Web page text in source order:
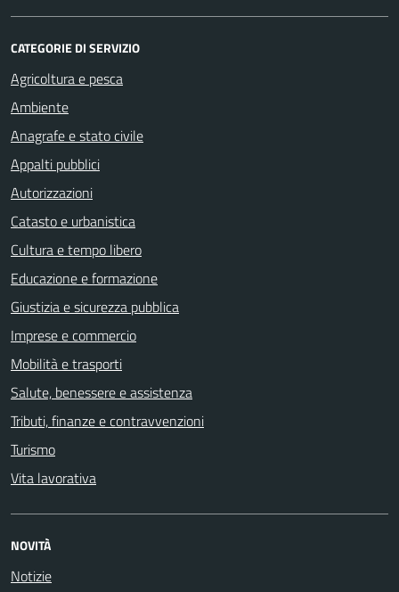
CATEGORIE DI SERVIZIO
Agricoltura e pesca
Ambiente
Anagrafe e stato civile
Appalti pubblici
Autorizzazioni
Catasto e urbanistica
Cultura e tempo libero
Educazione e formazione
Giustizia e sicurezza pubblica
Imprese e commercio
Mobilità e trasporti
Salute, benessere e assistenza
Tributi, finanze e contravvenzioni
Turismo
Vita lavorativa
NOVITÀ
Notizie